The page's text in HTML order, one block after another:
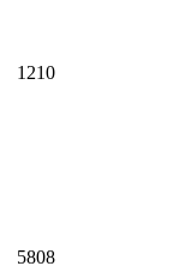
1210
5808